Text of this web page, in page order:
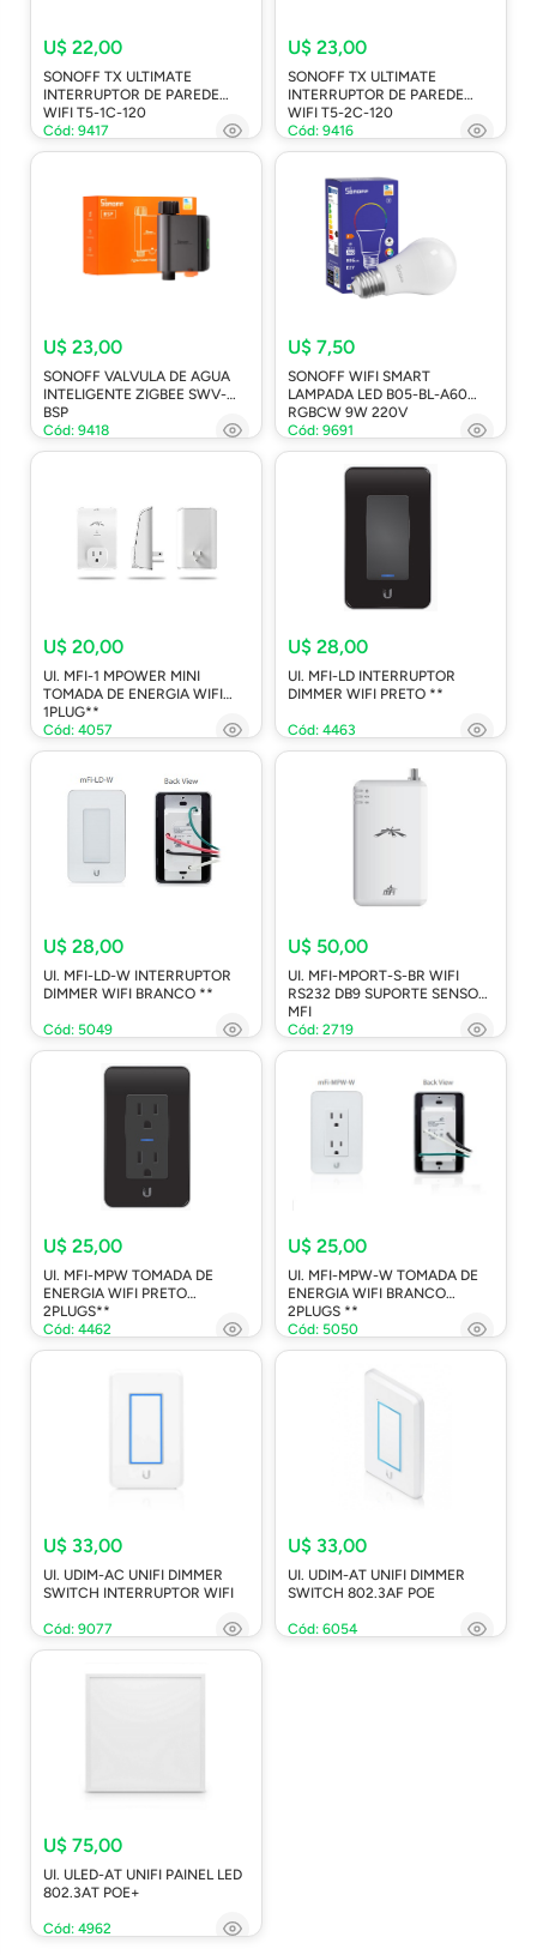
U$ 22,00
SONOFF TX ULTIMATE
INTERRUPTOR DE PAREDE
WIFI T5-1C-120
Cód: 9417
U$ 23,00
SONOFF TX ULTIMATE
INTERRUPTOR DE PAREDE
WIFI T5-2C-120
Cód: 9416
U$ 23,00
SONOFF VALVULA DE AGUA
INTELIGENTE ZIGBEE SWV-
BSP
Cód: 9418
U$ 7,50
SONOFF WIFI SMART
LAMPADA LED B05-BL-A60
RGBCW 9W 220V
Cód: 9691
U$ 20,00
UI. MFI-1 MPOWER MINI
TOMADA DE ENERGIA WIFI
1PLUG**
Cód: 4057
U$ 28,00
UI. MFI-LD INTERRUPTOR
DIMMER WIFI PRETO **
Cód: 4463
U$ 28,00
UI. MFI-LD-W INTERRUPTOR
DIMMER WIFI BRANCO **
Cód: 5049
U$ 50,00
UI. MFI-MPORT-S-BR WIFI
RS232 DB9 SUPORTE SENSOR
MFI
Cód: 2719
U$ 25,00
UI. MFI-MPW TOMADA DE
ENERGIA WIFI PRETO
2PLUGS**
Cód: 4462
U$ 25,00
UI. MFI-MPW-W TOMADA DE
ENERGIA WIFI BRANCO
2PLUGS **
Cód: 5050
U$ 33,00
UI. UDIM-AC UNIFI DIMMER
SWITCH INTERRUPTOR WIFI
Cód: 9077
U$ 33,00
UI. UDIM-AT UNIFI DIMMER
SWITCH 802.3AF POE
Cód: 6054
U$ 75,00
UI. ULED-AT UNIFI PAINEL LED
802.3AT POE+
Cód: 4962